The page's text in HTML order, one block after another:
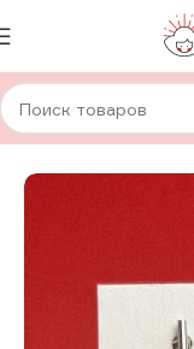
Главная Украшения